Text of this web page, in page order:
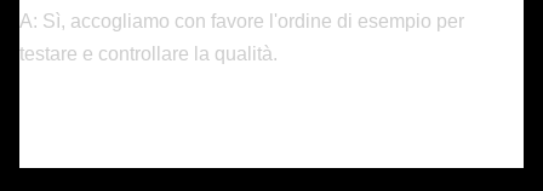
A: Sì, accogliamo con favore l'ordine di esempio per
testare e controllare la qualità.